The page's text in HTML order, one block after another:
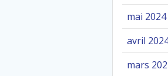
mai 2024
avril
mars